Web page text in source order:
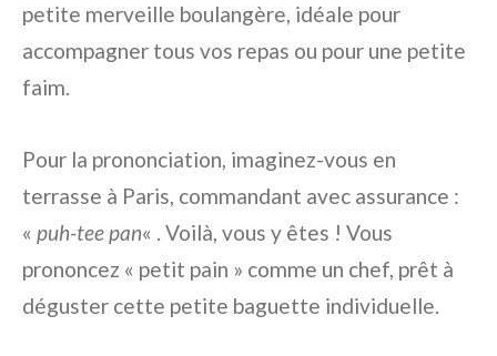
petite merveille boulangère, idéale pour
accompagner tous vos repas ou pour une petite
faim.
Pour la prononciation, imaginez-vous en
terrasse à Paris, commandant avec assurance :
« puh-tee pan« . Voilà, vous y êtes ! Vous
prononcez « petit pain » comme un chef, prêt à
déguster cette petite baguette individuelle.